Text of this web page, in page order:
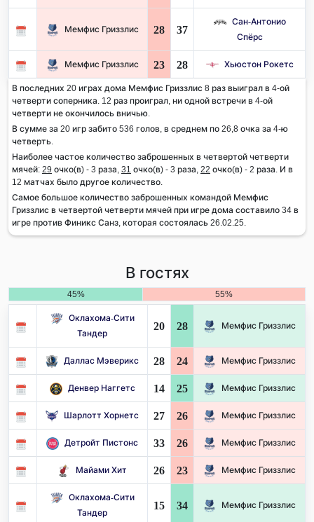
Мемфис Гриззлис 28 37
Сан-Антонио
Спёрс
Мемфис Гриззлис 23 28 Хьюстон Рокетс
В последних 20 играх дома Мемфис Гриззлис 8 раз выиграл в 4-ой
четверти соперника. 12 раз проиграл, ни одной встречи в 4-ой
четверти не окончилось вничью.
В сумме за 20 игр забито 536 голов, в среднем по 26,8 очка за 4-ю
четверть.
Наиболее частое количество заброшенных в четвертой четверти
мячей: 29 очко(в) - 3 раза, 31 очко(в) - 3 раза, 22 очко(в) - 2 раза. И в
12 матчах было другое количество.
Самое большое количество заброшенных командой Мемфис
Гриззлис в четвертой четверти мячей при игре дома составило 34 в
игре против Финикс Санз, которая состоялась 26.02.25.
В гостях
45% 55%
Оклахома-Сити
Тандер
20 28 Мемфис Гриззлис
Даллас Мэверикс 28 24 Мемфис Гриззлис
Денвер Наггетс 14 25 Мемфис Гриззлис
Шарлотт Хорнетс 27 26 Мемфис Гриззлис
Детройт Пистонс 33 26 Мемфис Гриззлис
Майами Хит 26 23 Мемфис Гриззлис
Оклахома-Сити
Тандер
15 34 Мемфис Гриззлис